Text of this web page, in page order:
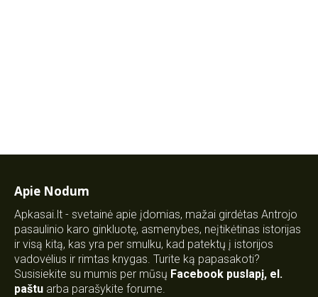
Apie Nodum
Apkasai.lt - svetainė apie įdomias, mažai girdėtas Antrojo
pasaulinio karo ginkluotę, asmenybes, neįtikėtinas istorijas
ir visą kitą, kas yra per smulku, kad patektų į istorijos
vadovėlius ir rimtas knygas. Turite ką papasakoti?
Susisiekite su mumis per mūsų Facebook puslapį, el.
paštu arba parašykite forume.